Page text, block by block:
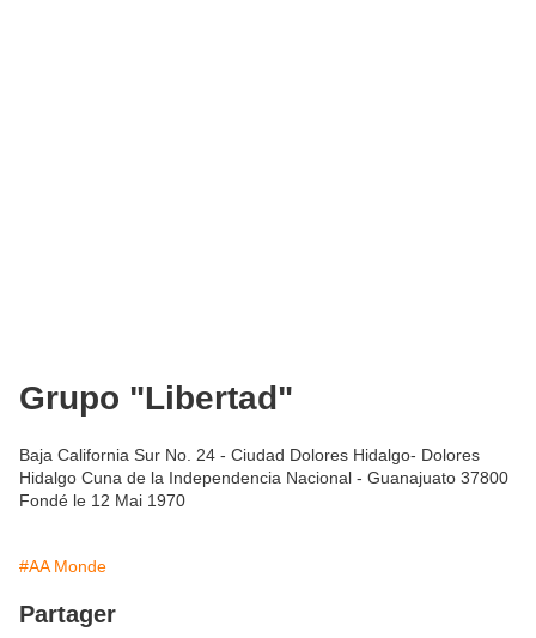
Grupo "Libertad"
Baja California Sur No. 24 - Ciudad Dolores Hidalgo- Dolores
Hidalgo Cuna de la Independencia Nacional - Guanajuato 37800
Fondé le 12 Mai 1970
#AA Monde
Partager